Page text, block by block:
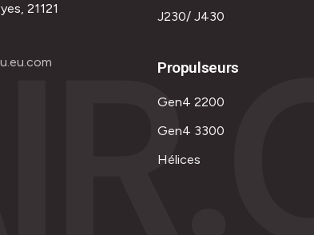
21121
J230/ J430
Propulseurs
Gen4 2200
Gen4 3300
Hélices